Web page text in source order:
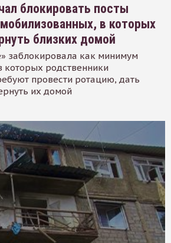
блокировать посты
в которых
близких домой
заблокировала как минимум
которых родственники
провести ротацию, дать
их домой